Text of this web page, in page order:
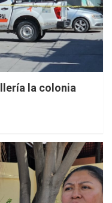
la colonia